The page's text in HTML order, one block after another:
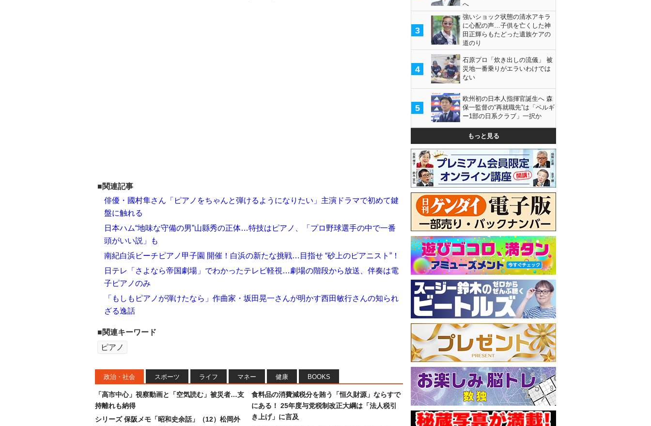
■関連記事
俳優・國村隼さん「ピアノをちゃんと弾けるようになりたい」主演ドラマで初めて鍵
盤に触れる
日本ハム“地味な守備の男”山縣秀の正体…特技はピアノ、「プロ野球選手の中で一番
頭がいい説」も
南紀白浜ビーチピアノ甲子園 開催！白浜の新たな挑戦…目指せ “砂上のピアニスト”！
日テレ「さよなら帝国劇場」でわかったテレビ軽視…劇場の階段から放送、伴奏は電
子ピアノのみ
「もしもピアノが弾けたなら」作曲家・坂田晃一さんが明かす西田敏行さんの知られ
ざる逸話
■関連キーワード
ピアノ
政治・社会 スポーツ ライフ マネー 健康 BOOKS
「高市中心」視察動画と「空気読む」被災者…支
持離れも納得
シリーズ 保阪メモ「昭和史余話」（12）松岡外
食料品の消費減税分を賄う「恒久財源」ならすで
にある！ 25年度与党税制改正大綱は「法人税引
き上げ」に言及
へ
3
強いショック状態の清水アキラ
に心配の声…子供を亡くした神
田正輝らもたどった遺族ケアの
道のり
4
石原プロ「炊き出しの流儀」 被
災地一番乗りがエラいわけでは
ない
5
欧州初の日本人指揮官誕生へ 森
保一監督の“再就職先”は「ベルギ
ー1部の日系クラブ」一択か
もっと見る